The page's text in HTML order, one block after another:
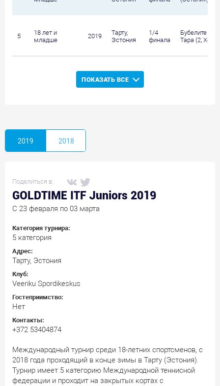
5
18 лет и
младше
2019
Тарту,
Эстония
1/4
финала
Бубелите
Тара (2,
ПОКАЗАТЬ ВСЕ
2019 2018
Поделиться в:
GOLDTIME ITF Juniors 2019
C 23 февраля по 03 марта
Категория турнира:
5 категория
Адрес:
Тарту, Эстония
Клуб:
Veeriku Spordikeskus
Гостеприимство:
Нет
Контакты:
+372 53404874
Международный турнир среди 18-летних спортсменов, с
2018 года проходящий в конце зимы в Тарту (Эстония).
Турнир имеет 5 категорию Международной теннисной
федерации и проходит на закрытых кортах с